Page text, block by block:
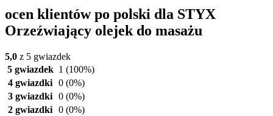
ocen klientów po polski dla STYX
Orzeźwiający olejek do masażu
5,0 z 5 gwiazdek
5 gwiazdek 1 (100%)
4 gwiazdki 0 (0%)
3 gwiazdki 0 (0%)
2 gwiazdki 0 (0%)